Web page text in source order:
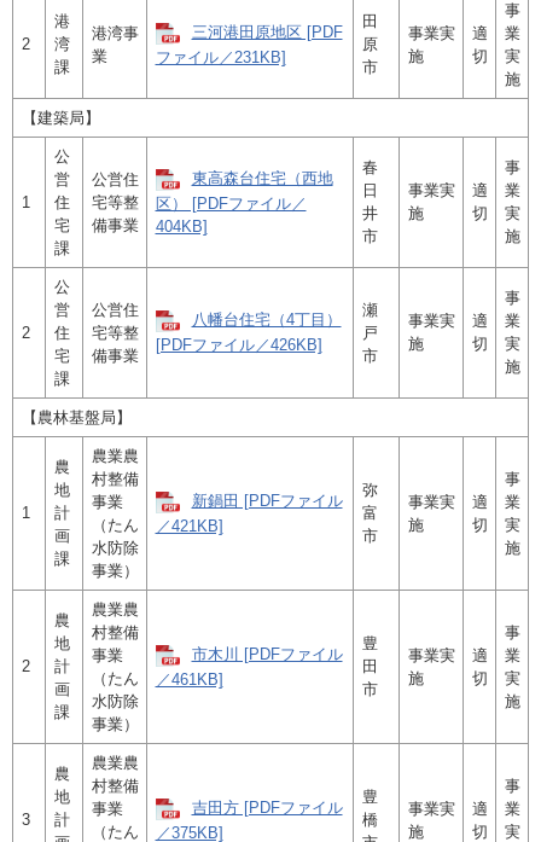
2
港
湾
課
港湾事
業
三河港田原地区 [PDF
ファイル／231KB]
田
原
市
事業実
施
適
切
事
業
実
施
【建築局】
1
公
営
住
宅
課
公営住
宅等整
備事業
東高森台住宅（西地
区） [PDFファイル／
404KB]
春
日
井
市
事業実
施
適
切
事
業
実
施
2
公
営
住
宅
課
公営住
宅等整
備事業
八幡台住宅（4丁目）
[PDFファイル／426KB]
瀬
戸
市
事業実
施
適
切
事
業
実
施
【農林基盤局】
1
農
地
計
画
課
農業農
村整備
事業
（たん
水防除
事業）
新鍋田 [PDFファイル
／421KB]
弥
富
市
事業実
施
適
切
事
業
実
施
2
農
地
計
画
課
農業農
村整備
事業
（たん
水防除
事業）
市木川 [PDFファイル
／461KB]
豊
田
市
事業実
施
適
切
事
業
実
施
3
農
地
計
農業農
村整備
事業
（たん
吉田方 [PDFファイル
／375KB]
豊
橋
事業実
施
適
切
事
業
実